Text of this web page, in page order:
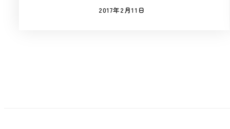
投稿日
2017年2月11日